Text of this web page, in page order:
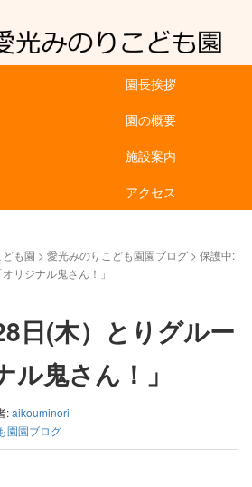
園長挨拶
園の概要
施設案内
アクセス
も園 > 愛光みのりこども園園ブログ > 保護中:
リジナル鬼さん！」
日(木）とりグルー
ル鬼さん！」
:aikouminori
園園ブログ